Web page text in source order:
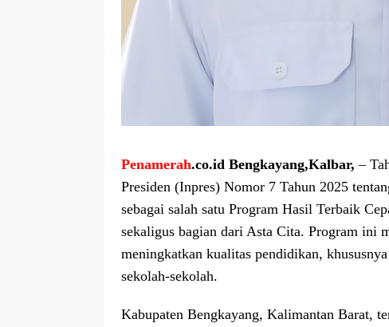
Penamerah.co.id Bengkayang,Kalbar, –
Presiden (Inpres) Nomor 7 Tahun 2025
sebagai salah satu Program Hasil Terbaik
sekaligus bagian dari Asta Cita. Program ini
meningkatkan kualitas pendidikan,
sekolah-sekolah.
Kabupaten Bengkayang, Kalimantan Barat,